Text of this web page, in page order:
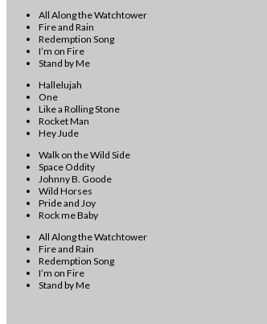
All Along the Watchtower
Fire and Rain
Redemption Song
I’m on Fire
Stand by Me
Hallelujah
One
Like a Rolling Stone
Rocket Man
Hey Jude
Walk on the Wild Side
Space Oddity
Johnny B. Goode
Wild Horses
Pride and Joy
Rock me Baby
All Along the Watchtower
Fire and Rain
Redemption Song
I’m on Fire
Stand by Me